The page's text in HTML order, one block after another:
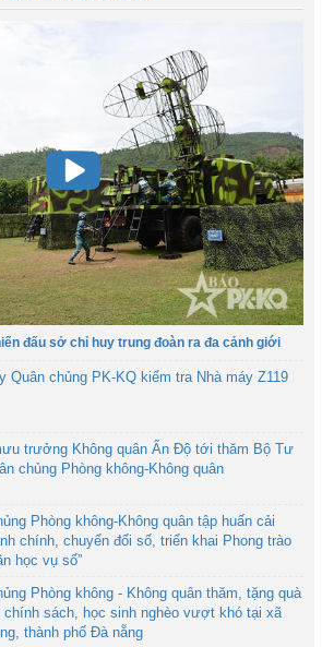
đấu sở chỉ huy trung đoàn ra đa cảnh giới
Quân chủng PK-KQ kiểm tra Nhà máy Z119
trưởng Không quân Ấn Độ tới thăm Bộ Tư
chủng Phòng không-Không quân
Phòng không-Không quân tập huấn cải
chính, chuyển đổi số, triển khai Phong trào
học vụ số”
Phòng không - Không quân thăm, tặng quà
chính sách, học sinh nghèo vượt khó tại xã
thành phố Đà nẵng